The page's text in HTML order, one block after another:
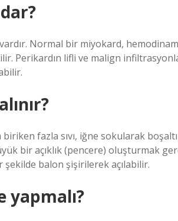
Normal bir miyokard,
Perikardın lifli ve malign
fazla sıvı, iğne sokularak
bir açıklık (pencere) oluşturmak
balon şişirilerek açılabilir.